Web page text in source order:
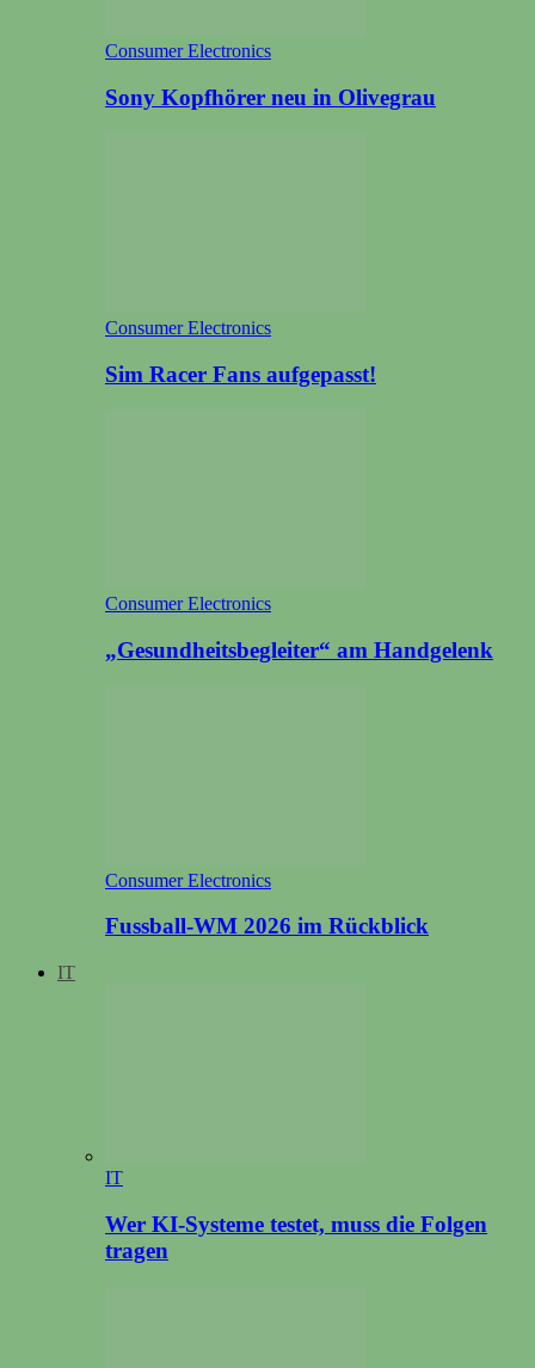
Consumer Electronics
Sony Kopfhörer neu in Olivegrau
Consumer Electronics
Sim Racer Fans aufgepasst!
Consumer Electronics
„Gesundheitsbegleiter“ am Handgelenk
Consumer Electronics
Fussball-WM 2026 im Rückblick
IT
IT
Wer KI-Systeme testet, muss die Folgen
tragen